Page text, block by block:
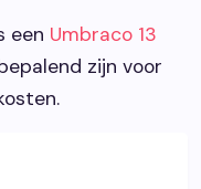
een Umbraco 13
zijn voor